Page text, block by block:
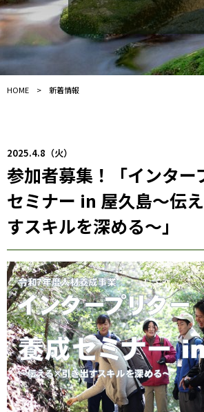
HOME 新着情報
2025.4.8（火）
参加者募集！「インター
セミナー in 屋久島〜伝
すスキルを深める〜」